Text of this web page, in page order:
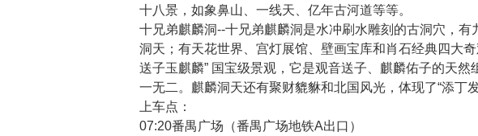
十八景，如象鼻山、一线天、亿年古河道等等。
十兄弟麒麟洞--十兄弟麒麟洞是水冲刷水雕刻的古洞穴，
洞天；有天花世界、宫灯展馆、壁画宝库和肖石经典四大
送子玉麒麟” 国宝级景观，它是观音送子、麒麟佑子的天
一无二。麒麟洞天还有聚财貔貅和北国风光，体现了“添丁
上车点：
07:20番禺广场（番禺广场地铁A出口）